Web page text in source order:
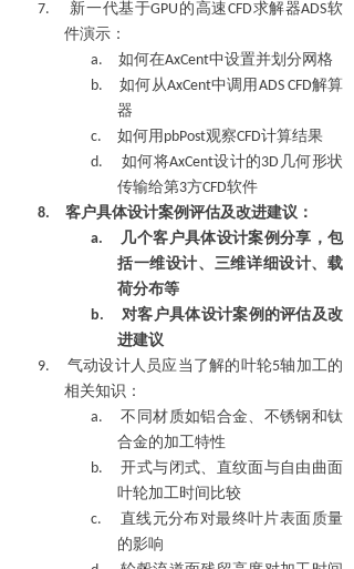
7.
新一代基于GPU 的高速CFD求解器ADS软
件演示 ：
a.
如何在AxCent中设置并划分网格
b.
如何从AxCent中调用ADS CFD解算
器
c.
如何用pbPost观察CFD计算结果
d.
如何将AxCent设计的3D几何形状
传输给第3方CFD软件
8.
客户具体设计案例评估及改进建议：
a.
几个客户具体设计案例分享，包
括一维设计、三维详细设计、载
荷分布等
b.
对客户具体设计案例的评估及改
进建议
9.
气动设计人员应当了解的叶轮5轴加工的
相关知识：
a.
不同材质如铝合金、不锈钢和钛
合金的加工特性
b.
开式与闭式、直纹面与自由曲面
叶轮加工时间比较
c.
直线元分布对最终叶片表面质量
的影响